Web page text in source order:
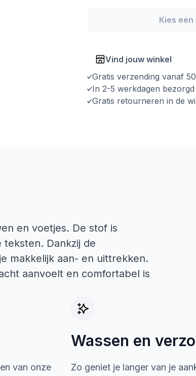
Kies
Vind jouw winkel
Gratis verzending vanaf
In 2-5 werkdagen
Gratis retourneren in de
en voetjes. De stof is
Dankzij de
makkelijk aan- en uittrekken.
aanvoelt en comfortabel is
van onze
Wassen en
Zo geniet je langer van je